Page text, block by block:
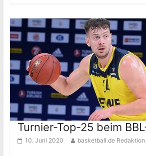
Turnier-Top-25 beim
10. Juni 2020 basketball.de Redaktion